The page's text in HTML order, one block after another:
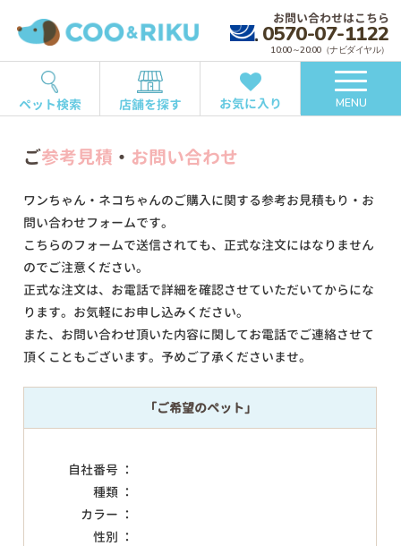
お問い合わせはこちら
0570-07-1122
10:00～20:00（ナビダイヤル）
ペット検索 店舗を探す お気に入り MENU
ご参考見積 ・ お問い合わせ
ワンちゃん・ネコちゃんのご購入に関する参考お見積もり・お
問い合わせフォームです。
こちらのフォームで送信されても、正式な注文にはなりません
のでご注意ください。
正式な注文は、お電話で詳細を確認させていただいてからにな
ります。お気軽にお申し込みください。
また、お問い合わせ頂いた内容に関してお電話でご連絡させて
頂くこともございます。予めご了承くださいませ。
「ご希望のペット」
自社番号 ：
種類 ：
カラー ：
性別 ：